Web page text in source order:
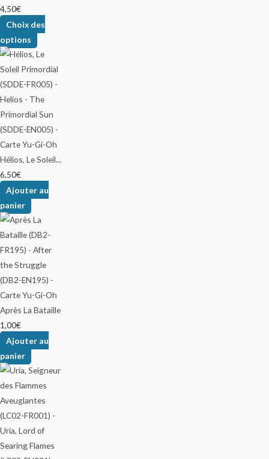
4,50€
Choix des
options
Hélios, Le Soleil...
6,50€
Ajouter au
panier
Après La Bataille
1,00€
Ajouter au
panier